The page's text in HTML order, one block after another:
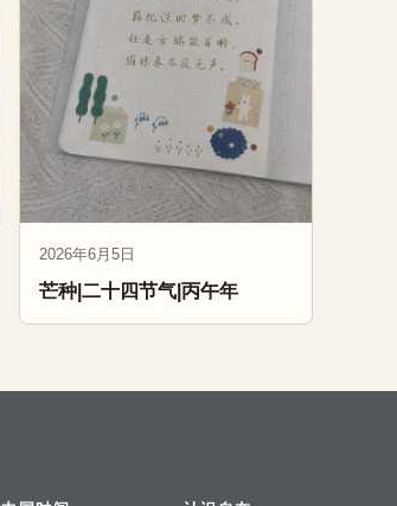
2026年6月5日
芒种|二十四节气|丙午年